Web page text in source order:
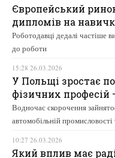
Європейський
дипломів на
Роботодавці дедалі частіше
до роботи
15:28 26.03.2026
У Польщі зростає
фізичних професій
Водночас скорочення
автомобільній промисловості
10:27 26.03.2026
Який вплив має